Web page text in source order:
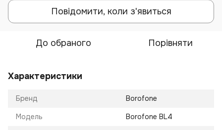
Повідомити, коли з'явиться
До обраного Порівняти
Характеристики
Бренд Borofone
Модель Borofone BL4